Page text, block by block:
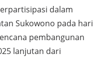
dalam
Sukowono pada hari
pembangunan
lanjutan dari